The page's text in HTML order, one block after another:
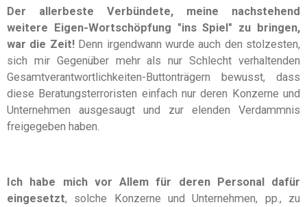
Der allerbeste Verbündete, meine nachstehend
weitere Eigen-Wortschöpfung "ins Spiel" zu bringen,
war die Zeit! Denn irgendwann wurde auch den stolzesten,
sich mir Gegenüber mehr als nur Schlecht verhaltenden
Gesamtverantwortlichkeiten-Buttonträgern bewusst, dass
diese Beratungsterroristen einfach nur deren Konzerne und
Unternehmen ausgesaugt und zur elenden Verdammnis
freigegeben haben.
Ich habe mich vor Allem für deren Personal dafür
eingesetzt, solche Konzerne und Unternehmen, pp., zu